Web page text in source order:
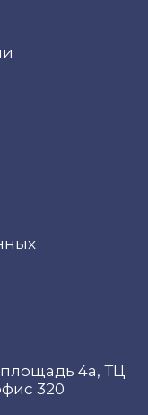
площадь 4а, ТЦ
320